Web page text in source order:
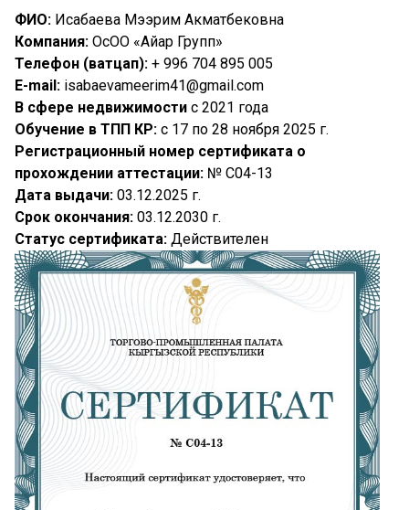
ФИО: Исабаева Мээрим Акматбековна
Компания: ОсОО «Айар Групп»
Телефон (ватцап): + 996 704 895 005
E-mail: isabaevameerim41@gmail.com
В сфере недвижимости с 2021 года
Обучение в ТПП КР: с 17 по 28 ноября 2025 г.
Регистрационный номер сертификата о
прохождении аттестации: № C04-13
Дата выдачи: 03.12.2025 г.
Срок окончания: 03.12.2030 г.
Статус сертификата: Действителен